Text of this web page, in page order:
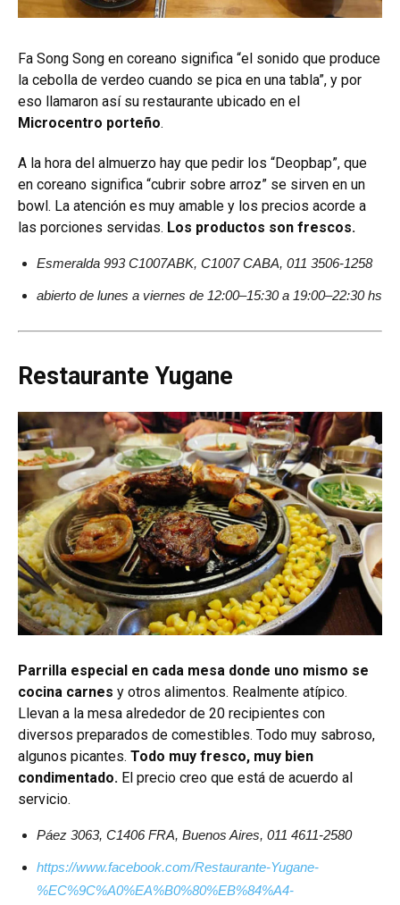
Fa Song Song en coreano significa “el sonido que produce
la cebolla de verdeo cuando se pica en una tabla”, y por
eso llamaron así su restaurante ubicado en el
Microcentro porteño.
A la hora del almuerzo hay que pedir los “Deopbap”, que
en coreano significa “cubrir sobre arroz” se sirven en un
bowl. La atención es muy amable y los precios acorde a
las porciones servidas. Los productos son frescos.
Esmeralda 993 C1007ABK, C1007 CABA, 011 3506-1258
abierto de lunes a viernes de 12:00–15:30 a 19:00–22:30 hs
Restaurante Yugane
Parrilla especial en cada mesa donde uno mismo se
cocina carnes y otros alimentos. Realmente atípico.
Llevan a la mesa alrededor de 20 recipientes con
diversos preparados de comestibles. Todo muy sabroso,
algunos picantes. Todo muy fresco, muy bien
condimentado. El precio creo que está de acuerdo al
servicio.
Páez 3063, C1406 FRA, Buenos Aires, 011 4611-2580
https://www.facebook.com/Restaurante-Yugane-
%EC%9C%A0%EA%B0%80%EB%84%A4-